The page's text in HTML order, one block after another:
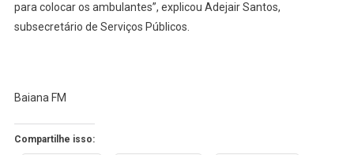
para colocar os ambulantes”, explicou Adejair Santos,
subsecretário de Serviços Públicos.
Baiana FM
Compartilhe isso: